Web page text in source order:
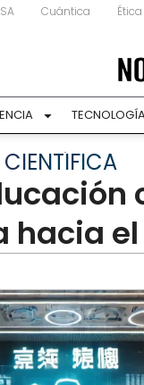
Cuántica Ética
hacia